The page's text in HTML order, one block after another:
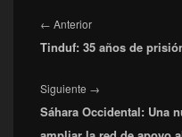
de
entradas
← AnteriorEntrada
anterior:
Tinduf: 35 años de
Siguiente →
siguiente:
Sáhara Occidental: Una